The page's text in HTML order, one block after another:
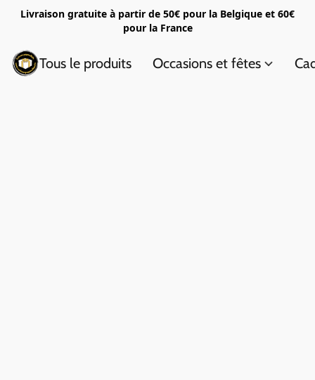
Livraison gratuite à partir de 50€ pour la Belgique et 60€
pour la France
Tous le produits Occasions et fêtes